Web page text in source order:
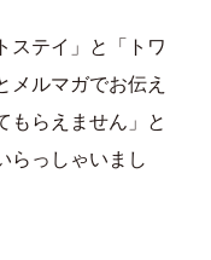
ステイ」と「トワ
メルマガでお伝え
もらえません」と
らっしゃいまし